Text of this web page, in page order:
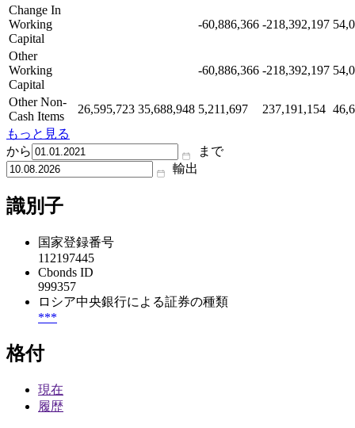
Change In
Working
Capital
-60,886,366 -218,392,197
Other
Working
Capital
-60,886,366 -218,392,197
Other Non-
Cash Items
26,595,723 35,688,948 5,211,697 237,191,154
もっと見る
から
まで
輸出
識別子
国家登録番号
112197445
Cbonds ID
999357
ロシア中央銀行による証券の種類
***
格付
現在
履歴